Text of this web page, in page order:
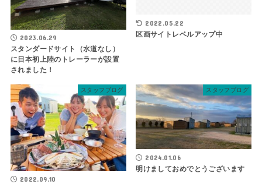
2023.06.29
スタンダードサイト（水道なし）
に日本初上陸のトレーラーが設置
されました！
2022.05.22
区画サイトレベルアップ中
スタッフブログ
2022.09.10
スタッフブログ
2024.01.06
明けましておめでとうございます